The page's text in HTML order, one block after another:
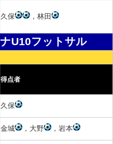
久保 ，林田
U10フットサル
得点者
久保
金城 ，大野 ，岩本